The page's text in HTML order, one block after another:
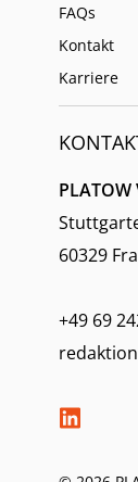
FAQs
Kontakt
Karriere
60329
+49 69